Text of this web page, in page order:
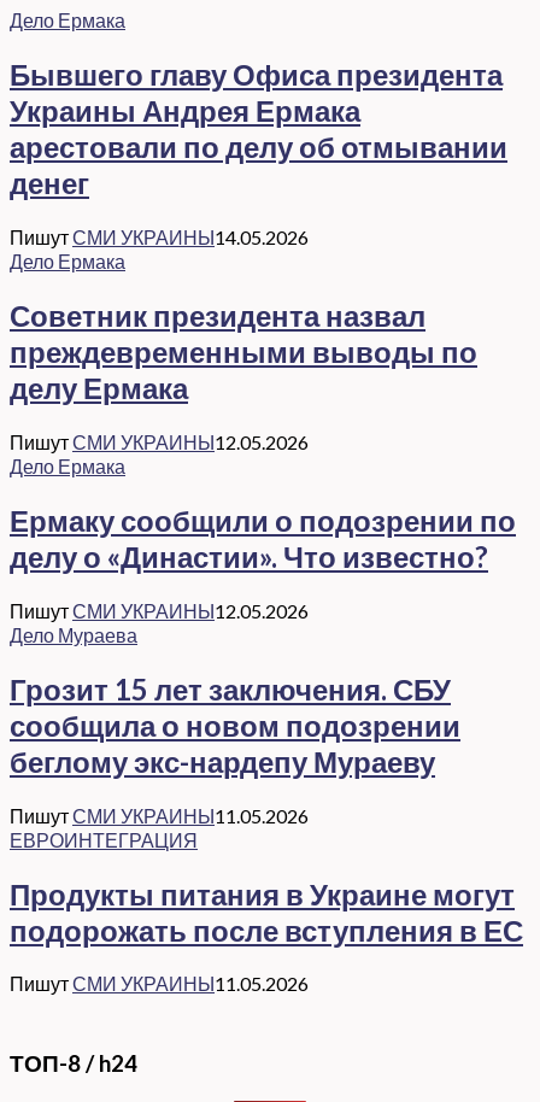
Дело Ермака
Бывшего главу Офиса президента
Украины Андрея Ермака
арестовали по делу об отмывании
денег
ПишутСМИ УКРАИНЫ14.05.2026
Дело Ермака
Советник президента назвал
преждевременными выводы по
делу Ермака
ПишутСМИ УКРАИНЫ12.05.2026
Дело Ермака
Ермаку сообщили о подозрении по
делу о «Династии». Что известно?
ПишутСМИ УКРАИНЫ12.05.2026
Дело Мураева
Грозит 15 лет заключения. СБУ
сообщила о новом подозрении
беглому экс-нардепу Мураеву
ПишутСМИ УКРАИНЫ11.05.2026
ЕВРОИНТЕГРАЦИЯ
Продукты питания в Украине могут
подорожать после вступления в ЕС
ПишутСМИ УКРАИНЫ11.05.2026
ТОП-8 / h24